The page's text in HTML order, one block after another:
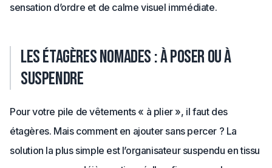
sensation d’ordre et de calme visuel immédiate.
Les étagères nomades : à poser ou à
suspendre
Pour votre pile de vêtements « à plier », il faut des
étagères. Mais comment en ajouter sans percer ? La
solution la plus simple est l’organisateur suspendu en tissu